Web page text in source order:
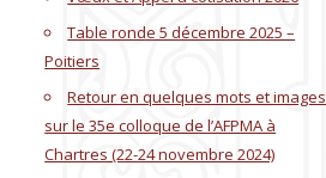
Table ronde 5 décembre 2025 –
Poitiers
Retour en quelques mots et images
sur le 35e colloque de l’AFPMA à
Chartres (22-24 novembre 2024)